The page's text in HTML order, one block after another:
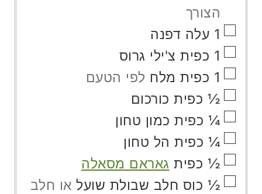
הצורך
▢
1 עלה דפנה
▢
1 כפית צ'ילי גרוס
▢
1 כפית מלח לפי הטעם
▢
½ כפית כורכום
▢
¼ כפית כמון טחון
▢
¼ כפית הל טחון
▢
½ כפית גאראם מסאלה
▢
½ כוס חלב שבולת שועל או חלב